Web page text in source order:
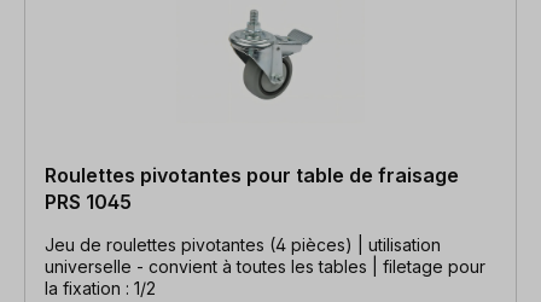
Roulettes pivotantes pour table de fraisage
PRS 1045
Jeu de roulettes pivotantes (4 pièces) | utilisation
universelle - convient à toutes les tables | filetage pour
la fixation : 1/2